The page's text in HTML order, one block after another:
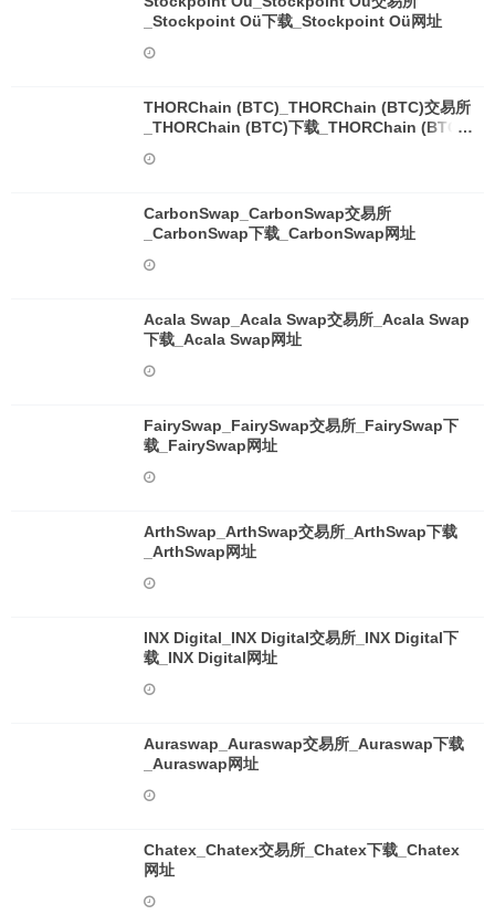
_Stockpoint Oü下载_Stockpoint Oü网址
THORChain (BTC)_THORChain (BTC)交易所
_THORChain (BTC)下载_THORChain (BTC)
CarbonSwap_CarbonSwap交易所
_CarbonSwap下载_CarbonSwap网址
Acala Swap_Acala Swap交易所_Acala Swap
下载_Acala Swap网址
FairySwap_FairySwap交易所_FairySwap下
载_FairySwap网址
ArthSwap_ArthSwap交易所_ArthSwap下载
_ArthSwap网址
INX Digital_INX Digital交易所_INX Digital下
载_INX Digital网址
Auraswap_Auraswap交易所_Auraswap下载
_Auraswap网址
Chatex_Chatex交易所_Chatex下载_Chatex
网址